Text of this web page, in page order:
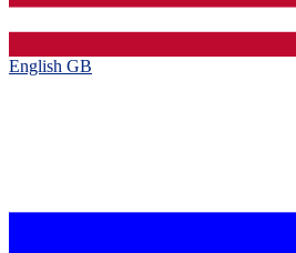
English GB‎